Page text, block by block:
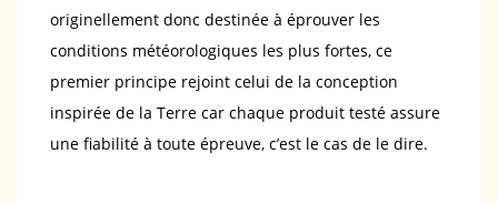
originellement donc destinée à éprouver les
conditions météorologiques les plus fortes, ce
premier principe rejoint celui de la conception
inspirée de la Terre car chaque produit testé assure
une fiabilité à toute épreuve, c’est le cas de le dire.